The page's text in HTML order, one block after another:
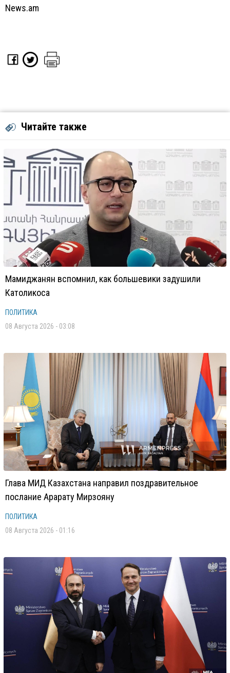
News.am
Читайте также
Мамиджанян вспомнил, как большевики задушили
Католикоса
ПОЛИТИКА
08 Августа 2026 - 03:08
Глава МИД Казахстана направил поздравительное
послание Арарату Мирзояну
ПОЛИТИКА
08 Августа 2026 - 01:16